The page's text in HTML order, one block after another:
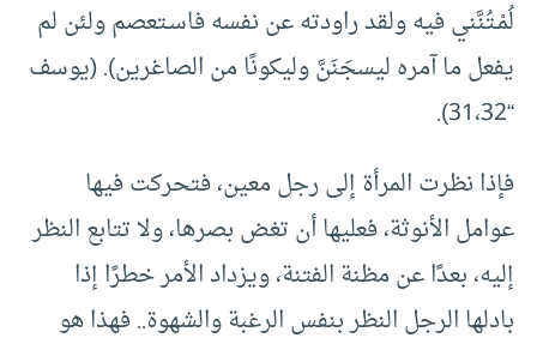
لُمْـتُنَّني فيه ولقد راودته عن نفسه فاسـتعصم ولئن لم
يفعل ما آمره ليسجَنَنَّ وليكونًا من الصاغرين). (يوسف
“31،32).
فإذا نظرت المرأة إلى رجل معين، فتحركت فيها
عوامل الأنوثة، فعليها أن تغض بصرها، ولا تتابع النظر
إليه، بعدًا عن مظنة الفتنة، ويزداد الأمر خطرًا إذا
بادلها الرجل النظر بنفس الرغبة والشهوة.. فهذا هو